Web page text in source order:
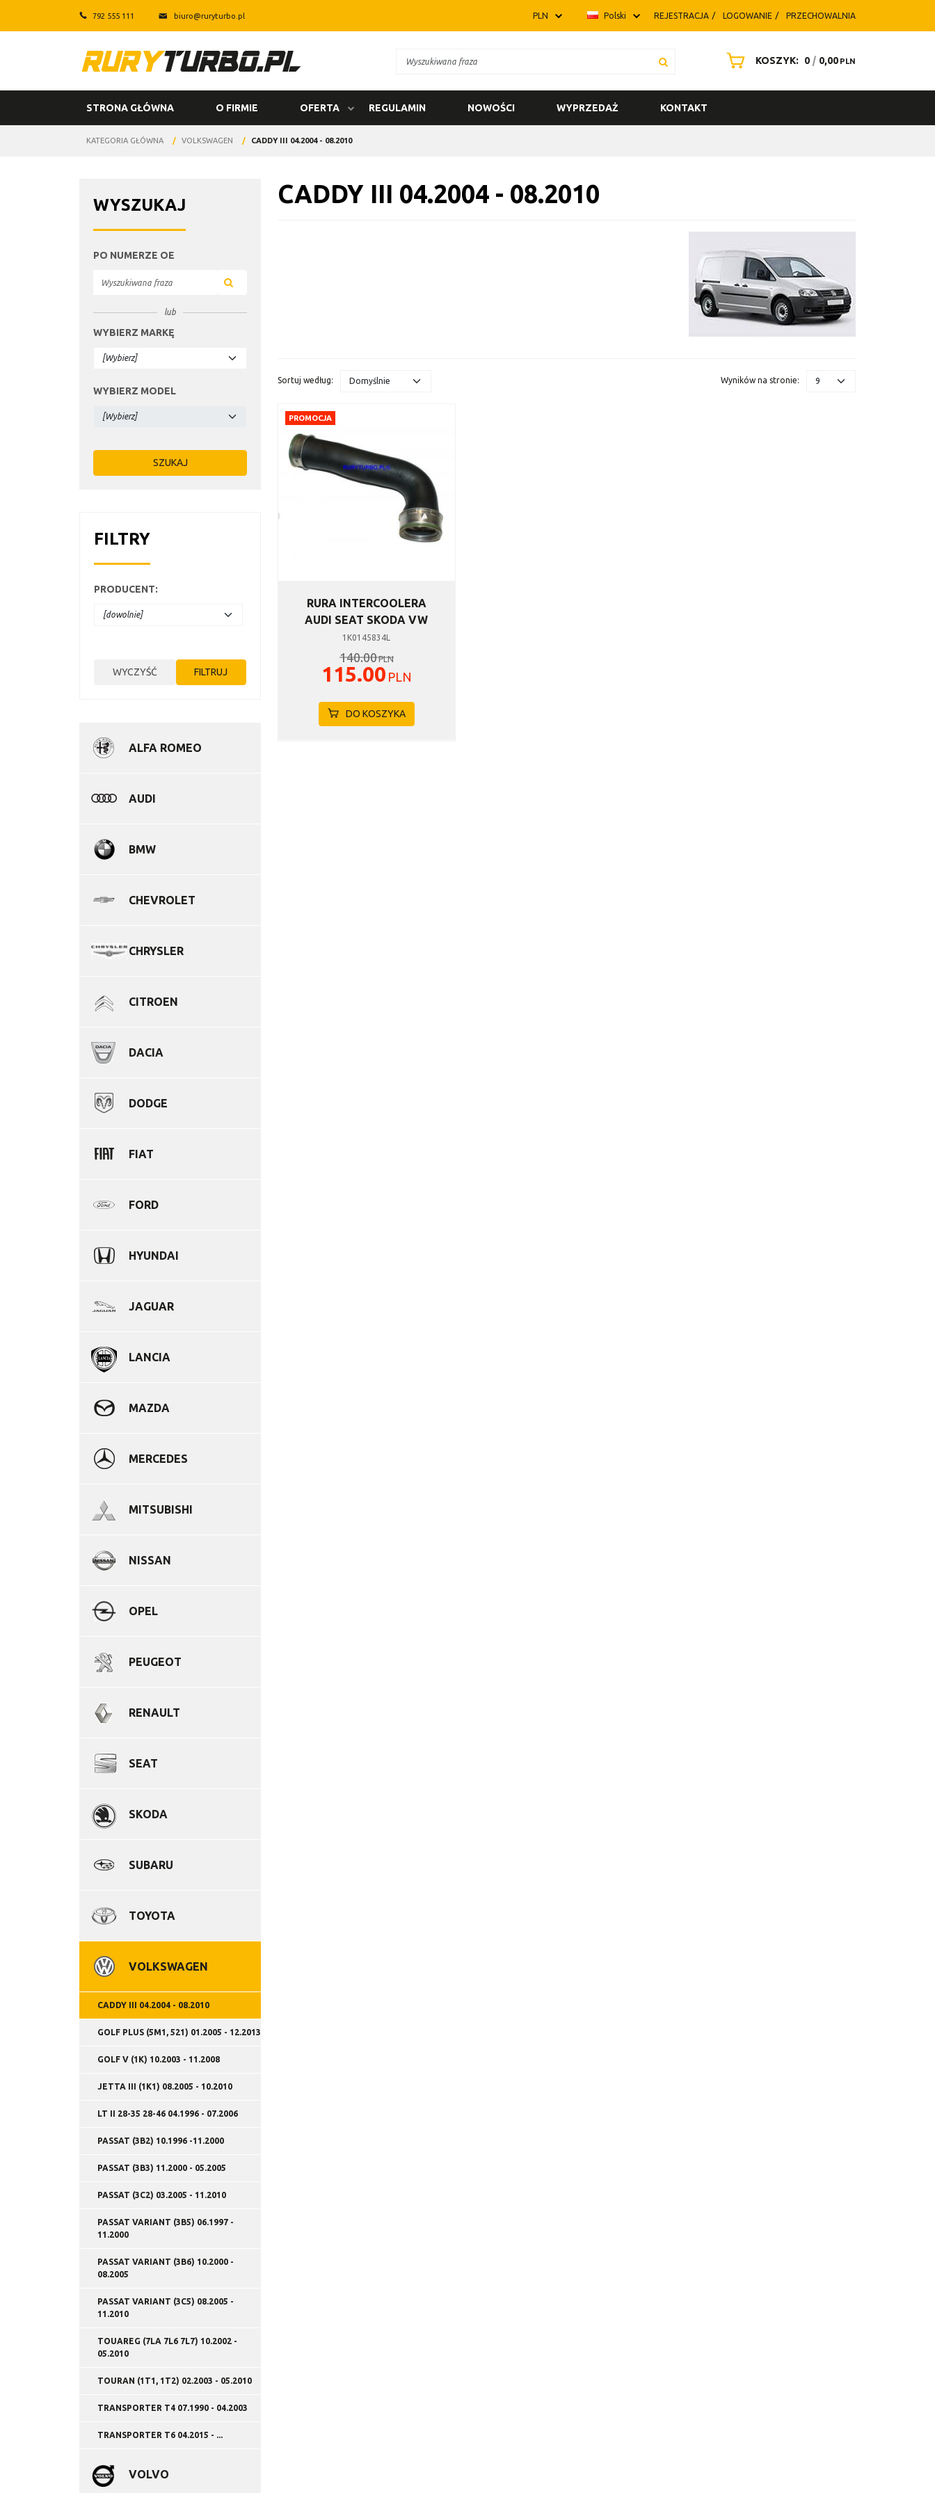
792 555 111 biuro@ruryturbo.pl REJESTRACJA LOGOWANIE PRZECHOWALNIA
PLN Polski
KOSZYK: 0 | 0,00 PLN
STRONA GŁÓWNA O FIRMIE OFERTA REGULAMIN NOWOŚCI WYPRZEDAŻ KONTAKT
KATEGORIA GŁÓWNA / VOLKSWAGEN / CADDY III 04.2004 - 08.2010
CADDY III 04.2004 - 08.2010
Sortuj według: Wyników na stronie:
PROMOCJA
RURA INTERCOOLERA
AUDI SEAT SKODA VW
1K0145834L
140.00PLN
115.00 PLN
DO KOSZYKA
WYSZUKAJ
PO NUMERZE OE
lub
WYBIERZ MARKĘ
WYBIERZ MODEL
FILTRY
PRODUCENT:
ALFA ROMEO
AUDI
BMW
CHEVROLET
CHRYSLER
CITROEN
DACIA
DODGE
FIAT
FORD
HYUNDAI
JAGUAR
LANCIA
MAZDA
MERCEDES
MITSUBISHI
NISSAN
OPEL
PEUGEOT
RENAULT
SEAT
SKODA
SUBARU
TOYOTA
VOLKSWAGEN
CADDY III 04.2004 - 08.2010
GOLF PLUS (5M1, 521) 01.2005 - 12.2013
GOLF V (1K) 10.2003 - 11.2008
JETTA III (1K1) 08.2005 - 10.2010
LT II 28-35 28-46 04.1996 - 07.2006
PASSAT (3B2) 10.1996 -11.2000
PASSAT (3B3) 11.2000 - 05.2005
PASSAT (3C2) 03.2005 - 11.2010
PASSAT VARIANT (3B5) 06.1997 -
11.2000
PASSAT VARIANT (3B6) 10.2000 -
08.2005
PASSAT VARIANT (3C5) 08.2005 -
11.2010
TOUAREG (7LA 7L6 7L7) 10.2002 -
05.2010
TOURAN (1T1, 1T2) 02.2003 - 05.2010
TRANSPORTER T4 07.1990 - 04.2003
TRANSPORTER T6 04.2015 - ...
VOLVO